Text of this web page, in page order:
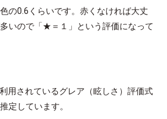
の0.6くらいです。赤くなければ大丈
いので「★＝１」という評価になって
用されているグレア（眩しさ）評価式
定しています。